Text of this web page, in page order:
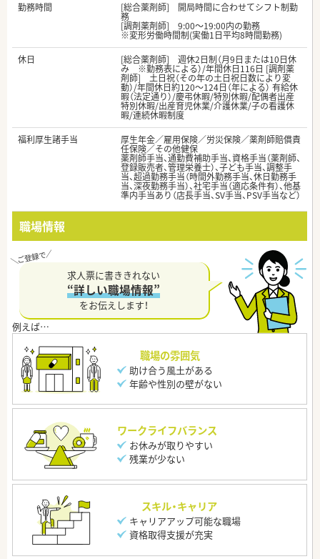
勤務時間
[総合薬剤師] 開局時間に合わせてシフト制勤
務
[調剤薬剤師] 9:00～19:00内の勤務
※変形労働時間制(実働1日平均8時間勤務)
休日
[総合薬剤師] 週休2日制（月9日または10日休
み ※勤務表による）/年間休日116日 [調剤薬
剤師] 土日祝（その年の土日祝日数により変
動）/年間休日約120～124日（年による） 有給休
暇（法定通り）/慶弔休暇/特別休暇/配偶者出産
特別休暇/出産育児休業/介護休業/子の看護休
暇/連続休暇制度
福利厚生諸手当
厚生年金／雇用保険／労災保険／薬剤師賠償責
任保険／その他健保
薬剤師手当、通勤費補助手当、資格手当（薬剤師、
登録販売者、管理栄養士）、子ども手当、調整手
当、超過勤務手当（時間外勤務手当、休日勤務手
当、深夜勤務手当）、社宅手当（適応条件有）、他基
準内手当あり（店長手当、SV手当、PSV手当など）
職場情報
求人票に書ききれない
“詳しい職場情報”
をお伝えします！
職場の雰囲気
助け合う風土がある
年齢や性別の壁がない
ワークライフバランス
お休みが取りやすい
残業が少ない
スキル・キャリア
キャリアアップ可能な職場
資格取得支援が充実